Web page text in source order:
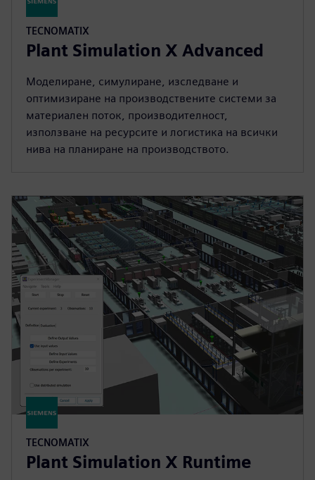
TECNOMATIX
Plant Simulation X Advanced
Моделиране, симулиране, изследване и
оптимизиране на производствените системи за
материален поток, производителност,
използване на ресурсите и логистика на всички
нива на планиране на производството.
TECNOMATIX
Plant Simulation X Runtime